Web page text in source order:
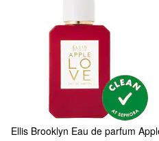
Ellis Brooklyn Eau de parfum